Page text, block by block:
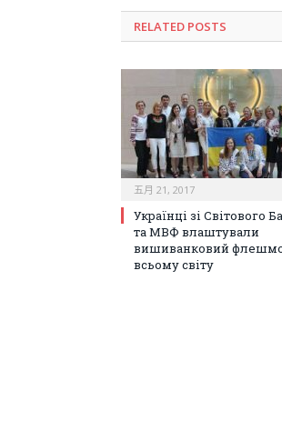
RELATED POSTS
五月 21, 2017
Українці зі Світового
та МВФ влаштували
вишиванковий
всьому світу